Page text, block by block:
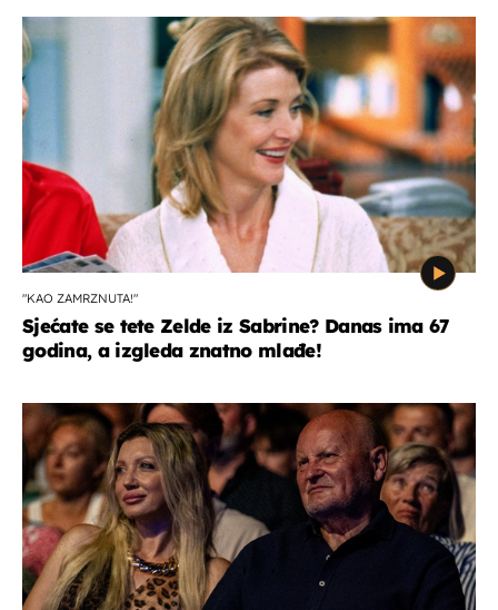
"KAO ZAMRZNUTA!"
Sjećate se tete Zelde iz Sabrine? Danas ima 67
godina, a izgleda znatno mlađe!